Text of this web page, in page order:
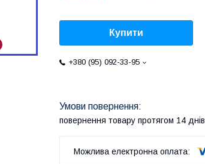
Купити
+380 (95) 092-33-95
повернення товару протягом 14 днів